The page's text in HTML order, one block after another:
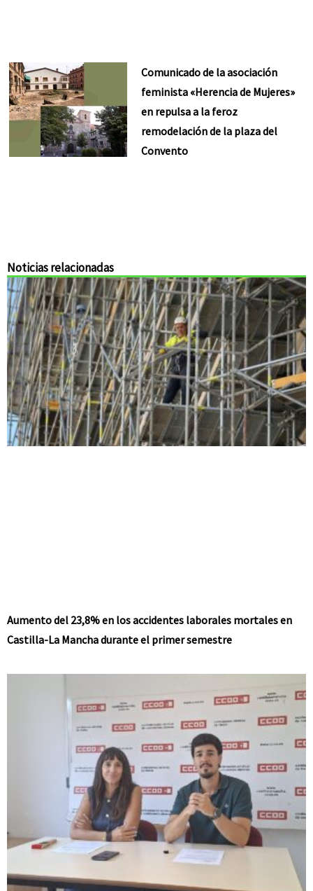
Comunicado de la asociación
feminista «Herencia de Mujeres»
en repulsa a la feroz
remodelación de la plaza del
Convento
Noticias relacionadas
Aumento del 23,8% en los accidentes laborales mortales en
Castilla-La Mancha durante el primer semestre